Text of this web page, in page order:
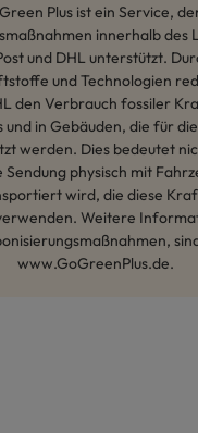
Plus ist ein Service,
innerhalb des
und DHL unterstützt.
und Technologien
den Verbrauch fossiler
in Gebäuden, die für
werden. Dies bedeutet
Sendung physisch mit
wird, die diese
Weitere
www.GoGreenPlus.de.